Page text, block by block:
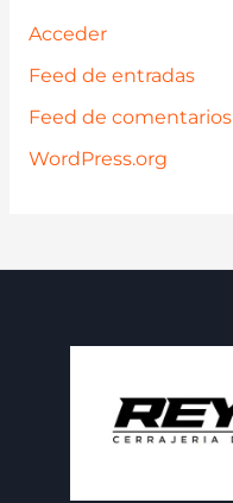
Acceder
Feed de entradas
Feed de comentarios
WordPress.org